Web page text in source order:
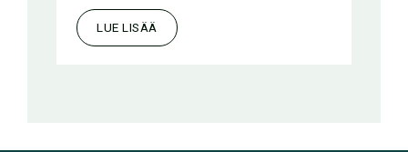
LUE LISÄÄ